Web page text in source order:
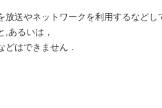
放送やネットワークを利用するなど
,あるいは，
どはできません．